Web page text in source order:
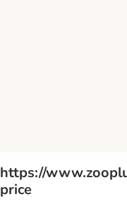
https://
price